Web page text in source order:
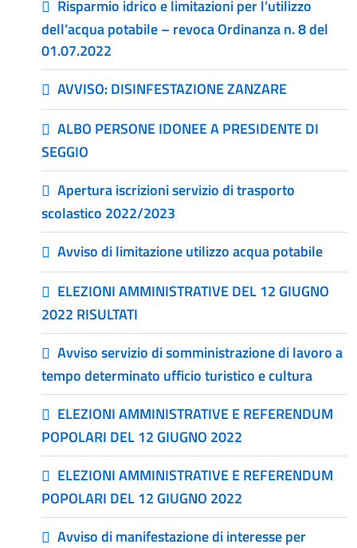
Risparmio idrico e limitazioni per l’utilizzo
dell’acqua potabile – revoca Ordinanza n. 8 del
01.07.2022
AVVISO: DISINFESTAZIONE ZANZARE
ALBO PERSONE IDONEE A PRESIDENTE DI
SEGGIO
Apertura iscrizioni servizio di trasporto
scolastico 2022/2023
Avviso di limitazione utilizzo acqua potabile
ELEZIONI AMMINISTRATIVE DEL 12 GIUGNO
2022 RISULTATI
Avviso servizio di somministrazione di lavoro a
tempo determinato ufficio turistico e cultura
ELEZIONI AMMINISTRATIVE E REFERENDUM
POPOLARI DEL 12 GIUGNO 2022
ELEZIONI AMMINISTRATIVE E REFERENDUM
POPOLARI DEL 12 GIUGNO 2022
Avviso di manifestazione di interesse per